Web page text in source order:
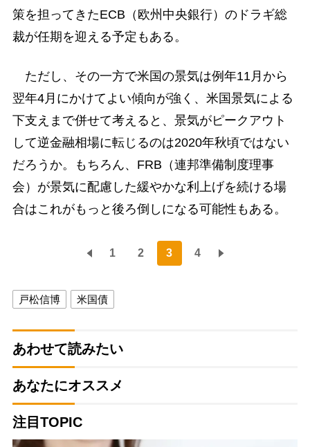
策を担ってきたECB（欧州中央銀行）のドラギ総
裁が任期を迎える予定もある。
ただし、その一方で米国の景気は例年11月から
翌年4月にかけてよい傾向が強く、米国景気による
下支えまで併せて考えると、景気がピークアウト
して逆金融相場に転じるのは2020年秋頃ではない
だろうか。もちろん、FRB（連邦準備制度理事
会）が景気に配慮した緩やかな利上げを続ける場
合はこれがもっと後ろ倒しになる可能性もある。
1 2 3 4
戸松信博 米国債
あわせて読みたい
あなたにオススメ
注目TOPIC